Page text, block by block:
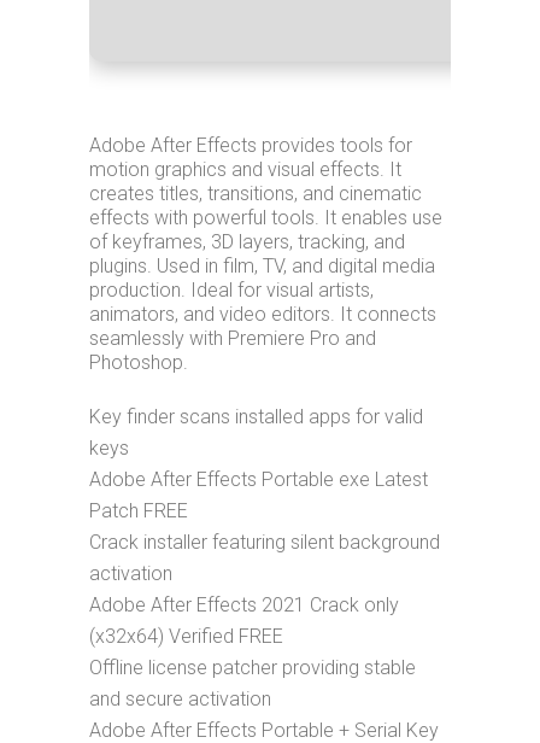
Adobe After Effects provides tools for
motion graphics and visual effects. It
creates titles, transitions, and cinematic
effects with powerful tools. It enables use
of keyframes, 3D layers, tracking, and
plugins. Used in film, TV, and digital media
production. Ideal for visual artists,
animators, and video editors. It connects
seamlessly with Premiere Pro and
Photoshop.
Key finder scans installed apps for valid
keys
Adobe After Effects Portable exe Latest
Patch FREE
Crack installer featuring silent background
activation
Adobe After Effects 2021 Crack only
(x32x64) Verified FREE
Offline license patcher providing stable
and secure activation
Adobe After Effects Portable + Serial Key